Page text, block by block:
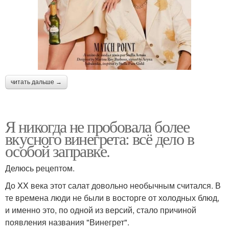
читать дальше →
Я никогда не пробовала более
вкусного винегрета: всё дело в
особой заправке.
Делюсь рецептом.
До XX века этот салат довольно необычным считался. В
те времена люди не были в восторге от холодных блюд,
и именно это, по одной из версий, стало причиной
появления названия "Винегрет".